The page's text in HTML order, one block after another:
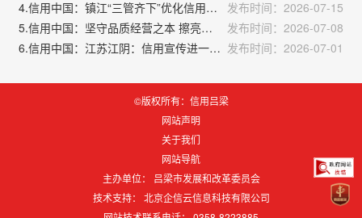
4.信用中国：镇江“三管齐下”优化信用环境 为营商环境提质增效注入动能
发布时间：2026-07-15
5.信用中国：坚守品质经营之本 擦亮齐鲁诚信底，山东省消费者协会向全省经营主体发出倡议
发布时间：2026-07-08
6.信用中国：江苏江阴：信用宣传进一线 护航行业诚信路 发布时间：2026-07-01
©版权所有：信用吕梁
网站声明
关于我们
网站导航
主办单位： 吕梁市发展和改革委员会
技术支持： 北京企信云信息科技有限公司